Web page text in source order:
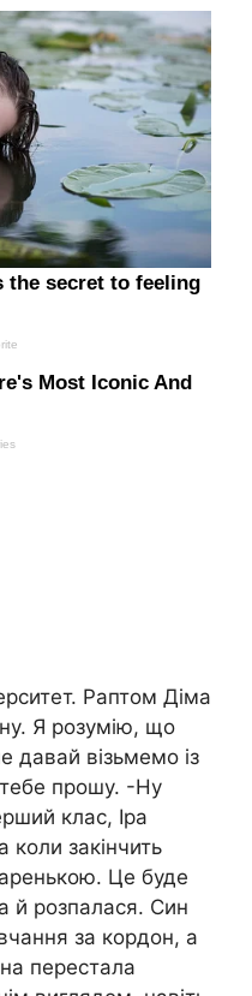
Раптом Діма
Я розумію, що
візьмемо із
прошу. -Ну
клас, Іра
коли закінчить
Це буде
й розпалася. Син
за кордон, а
перестала